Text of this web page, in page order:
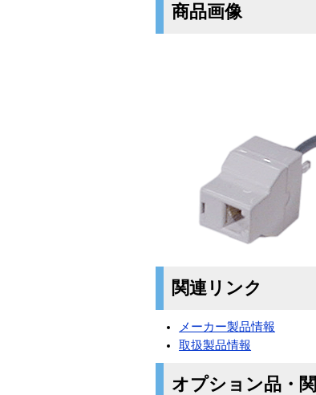
商品画像
関連リンク
メーカー製品情報
取扱製品情報
オプション品・